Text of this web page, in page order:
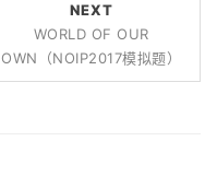
NEXT
WORLD OF OUR
OWN（NOIP2017模拟题）